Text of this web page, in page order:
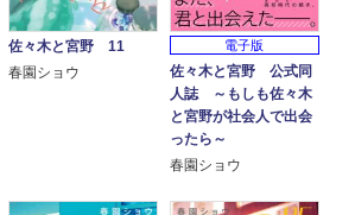
佐々木と宮野 11
春園ショウ
電子版
佐々木と宮野 公式同
人誌 ～もしも佐々木
と宮野が社会人で出会
ったら～
春園ショウ